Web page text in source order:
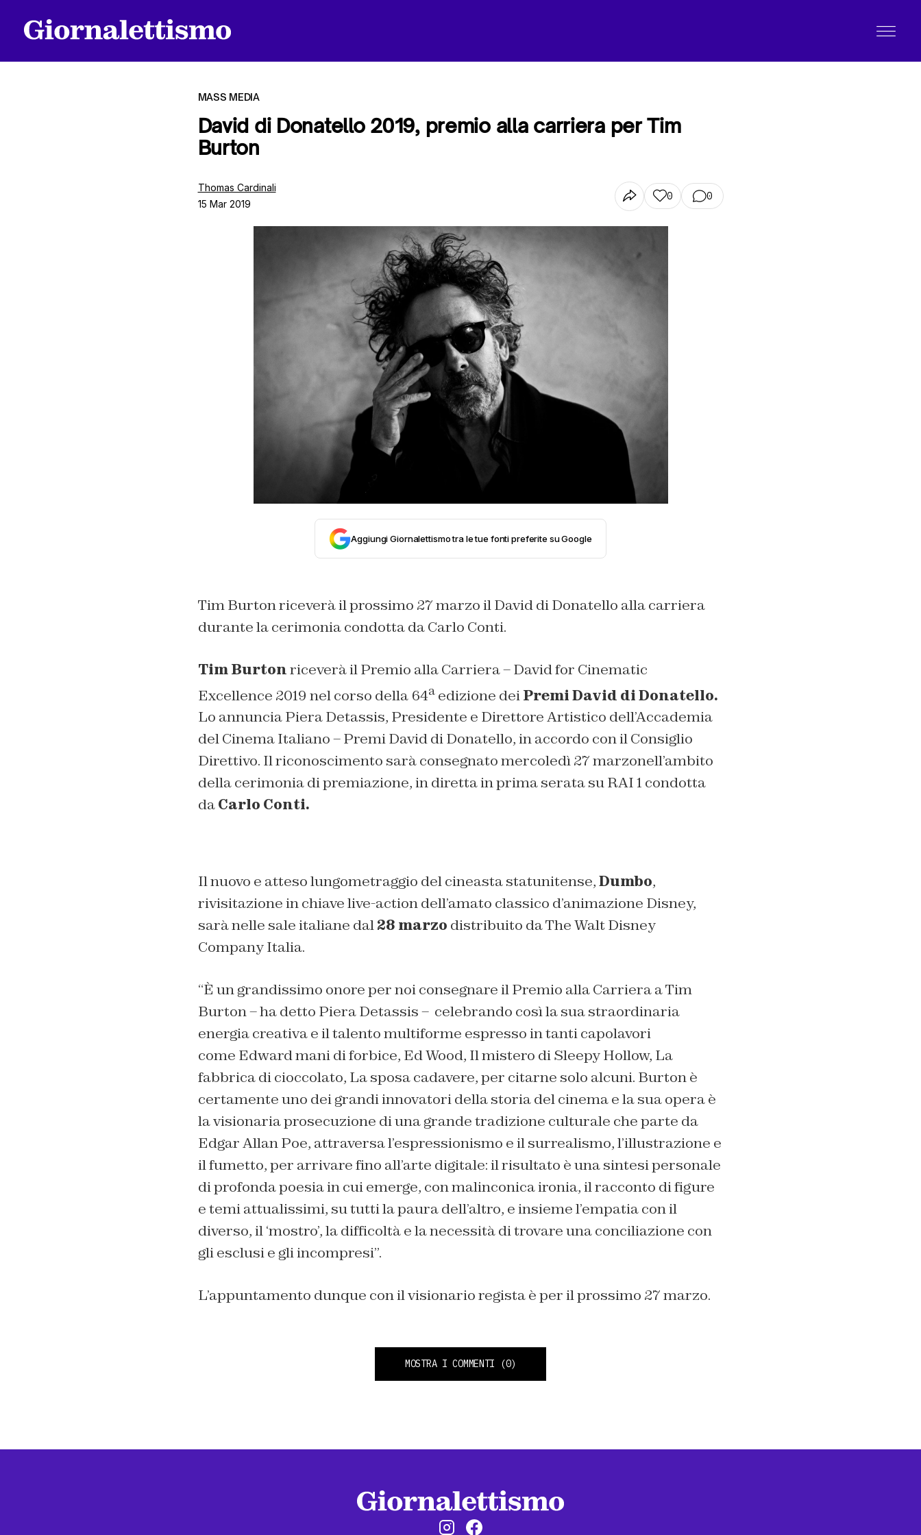
MASS MEDIA
David di Donatello 2019, premio alla carriera per Tim
Burton
Thomas Cardinali
15 Mar 2019
0 0
Aggiungi Giornalettismo tra le tue fonti preferite su Google
Tim Burton riceverà il prossimo 27 marzo il David di Donatello alla carriera
durante la cerimonia condotta da Carlo Conti.
Tim Burtonriceverà il Premio alla Carriera – David for Cinematic
Excellence 2019 nel corso della 64aedizione deiPremi David di Donatello.
Lo annuncia Piera Detassis, Presidente e Direttore Artistico dell’Accademia
del Cinema Italiano – Premi David di Donatello, in accordo con il Consiglio
Direttivo. Il riconoscimento sarà consegnato mercoledì 27 marzonell’ambito
della cerimonia di premiazione, in diretta in prima serata su RAI 1 condotta
daCarlo Conti.
Il nuovo e atteso lungometraggio del cineasta statunitense,Dumbo,
rivisitazione in chiave live-action dell’amato classico d’animazione Disney,
sarà nelle sale italiane dal28 marzo distribuito da The Walt Disney
Company Italia.
“È un grandissimo onore per noi consegnare il Premio alla Carriera a Tim
Burton – ha detto Piera Detassis – celebrando così la sua straordinaria
energia creativa e il talento multiforme espresso in tanti capolavori
come Edward mani di forbice, Ed Wood, Il mistero di Sleepy Hollow, La
fabbrica di cioccolato, La sposa cadavere, per citarne solo alcuni. Burton è
certamente uno dei grandi innovatori della storia del cinema e la sua opera è
la visionaria prosecuzione di una grande tradizione culturale che parte da
Edgar Allan Poe, attraversa l’espressionismo e il surrealismo, l’illustrazione e
il fumetto, per arrivare fino all’arte digitale: il risultato è una sintesi personale
di profonda poesia in cui emerge, con malinconica ironia, il racconto di figure
e temi attualissimi, su tutti la paura dell’altro, e insieme l’empatia con il
diverso, il ‘mostro’, la difficoltà e la necessità di trovare una conciliazione con
gli esclusi e gli incompresi”.
L’appuntamento dunque con il visionario regista è per il prossimo 27 marzo.
MOSTRA I COMMENTI (0)